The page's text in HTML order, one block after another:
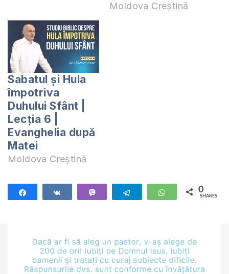
Moldova Creștină
Sabatul și Hula
împotriva
Duhului Sfânt |
Lecția 6 |
Evanghelia după
Matei
Moldova Creștină
Telegram WhatsApp
0
SHARES